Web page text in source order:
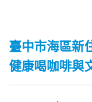
臺中市海區新
健康喝咖啡與